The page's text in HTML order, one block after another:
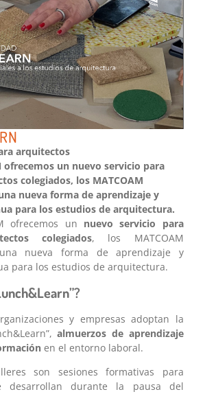
arquitectos
ofrecemos un nuevo servicio para
colegiados, los MATCOAM
nueva forma de aprendizaje y
para los estudios de arquitectura.
ofrecemos un nuevo servicio para
colegiados, los MATCOAM
una nueva forma de aprendizaje y
para los estudios de arquitectura.
y empresas adoptan la
almuerzos de aprendizaje
en el entorno laboral.
son sesiones formativas para
desarrollan durante la pausa del